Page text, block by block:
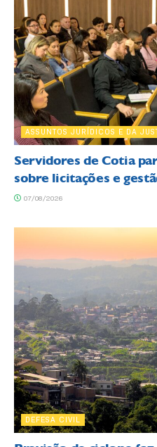
ASSUNTOS JURÍDICOS E DA
Servidores de Cotia
sobre licitações e
07/08/2026
DEFESA CIVIL